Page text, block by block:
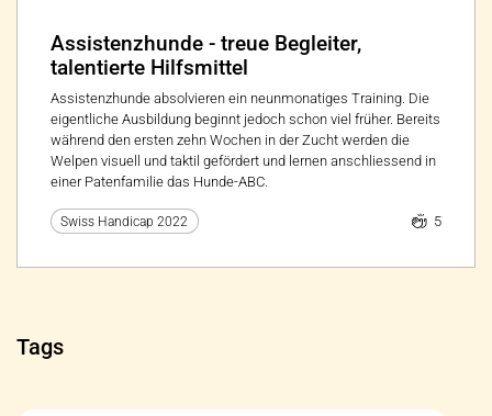
Assistenzhunde - treue Begleiter,
talentierte Hilfsmittel
Assistenzhunde absolvieren ein neunmonatiges Training. Die
eigentliche Ausbildung beginnt jedoch schon viel früher. Bereits
während den ersten zehn Wochen in der Zucht werden die
Welpen visuell und taktil gefördert und lernen anschliessend in
einer Patenfamilie das Hunde-ABC.
Swiss Handicap 2022 5
Tags